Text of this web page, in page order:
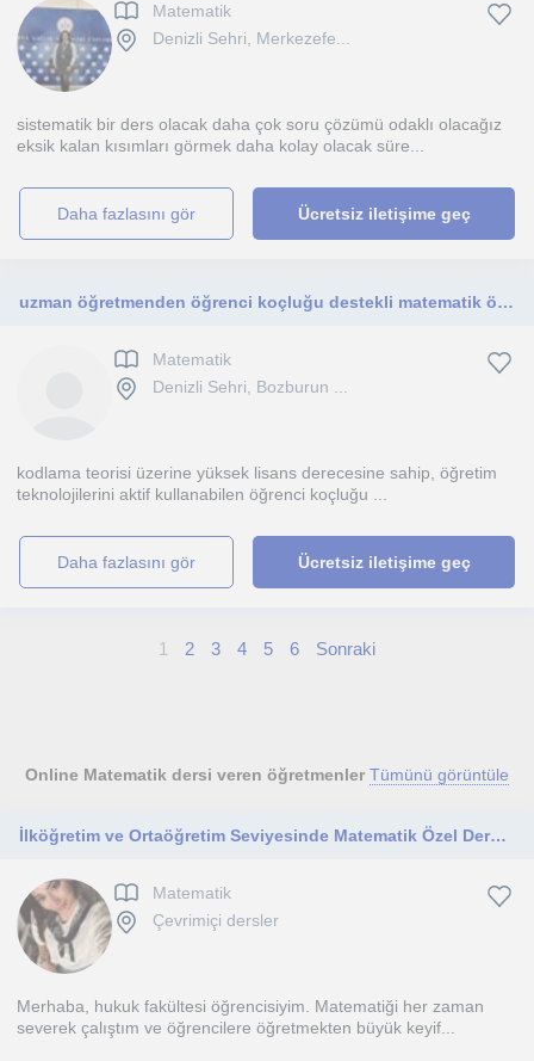
Matematik
Denizli Sehri, Merkezefe...
sistematik bir ders olacak daha çok soru çözümü odaklı olacağız
eksik kalan kısımları görmek daha kolay olacak süre...
daha fazlasını gör Ücretsiz iletişime geç
uzman öğretmenden öğrenci koçluğu destekli matematik özel ders
Matematik
Denizli Sehri, Bozburun ...
kodlama teorisi üzerine yüksek lisans derecesine sahip, öğretim
teknolojilerini aktif kullanabilen öğrenci koçluğu ...
daha fazlasını gör Ücretsiz iletişime geç
1 2 3 4 5 6 Sonraki
Online Matematik dersi veren öğretmenler Tümünü görüntüle
İlköğretim ve Ortaöğretim Seviyesinde Matematik Özel Dersi | Başarı Odaklı Eğitim
Matematik
Çevrimiçi dersler
Merhaba, hukuk fakültesi öğrencisiyim. Matematiği her zaman
severek çalıştım ve öğrencilere öğretmekten büyük keyif...